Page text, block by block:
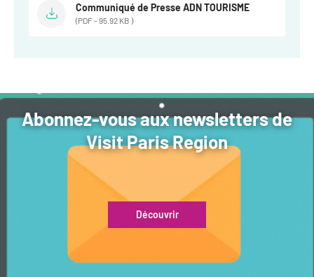
Communiqué de Presse ADN TOURISME
(PDF - 95.92 KB )
Abonnez-vous aux newsletters de
Visit Paris Region
Découvrir